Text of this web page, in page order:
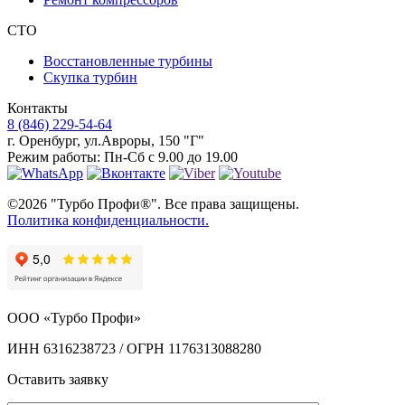
СТО
Восстановленные турбины
Скупка турбин
Контакты
8 (846) 229-54-64
г. Оренбург, ул.Авроры, 150 "Г"
Режим работы: Пн-Сб с 9.00 до 19.00
©2026 "Турбо Профи®". Все права защищены.
Политика конфиденциальности.
ООО «Турбо Профи»
ИНН 6316238723 / ОГРН 1176313088280
Оставить заявку